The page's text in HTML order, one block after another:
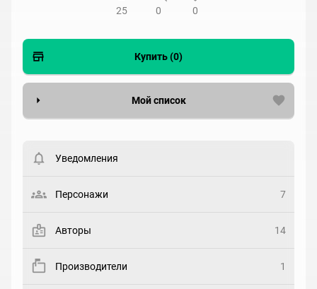
25 0 0
Купить (0)
Мой список
Статус
Рейтинг
Уведомления
Персонажи 7
Авторы 14
Производители 1